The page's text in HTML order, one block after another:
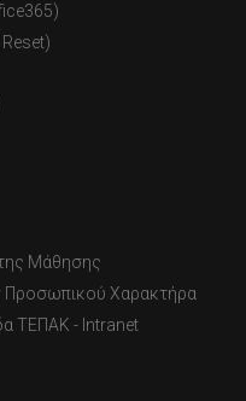
Μάθησης
Προσωπικού Χαρακτήρα
ΤΕΠΑΚ - Intranet